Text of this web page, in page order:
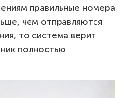
правильные номера
чем отправляются
то система верит
полностью